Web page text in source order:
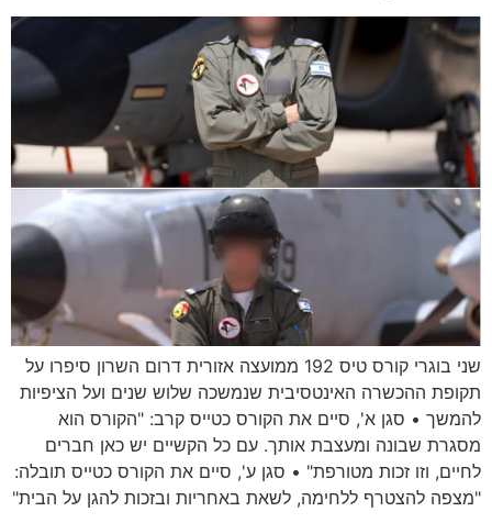
שני בוגרי קורס טיס 192 ממועצה אזורית דרום השרון סיפרו על
תקופת ההכשרה האינטסיבית שנמשכה שלוש שנים ועל הציפיות
להמשך • סגן א', סיים את הקורס כטייס קרב: "הקורס הוא
מסגרת שבונה ומעצבת אותך. עם כל הקשיים יש כאן חברים
לחיים, וזו זכות מטורפת" • סגן ע', סיים את הקורס כטייס תובלה:
"מצפה להצטרף ללחימה, לשאת באחריות ובזכות להגן על הבית"